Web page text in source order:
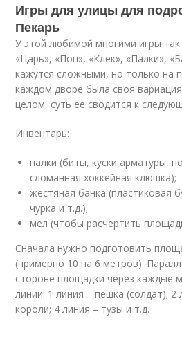
Игры для улицы для
Пекарь
У этой любимой многими игры
«Царь», «Поп», «Клёк», «Палки»,
кажутся сложными, но только на
каждом дворе была своя
целом, суть ее сводится к
Инвентарь:
палки (биты, куски арматуры,
сломанная хоккейная клюшка);
жестяная банка (пластиковая
чурка и т.д.);
мел (чтобы расчертить
Сначала нужно подготовить
(примерно 10 на 6 метров).
стороне площадки через каждые
линии: 1 линия – пешка (солдат); 2
короли; 4 линия – тузы и т.д.